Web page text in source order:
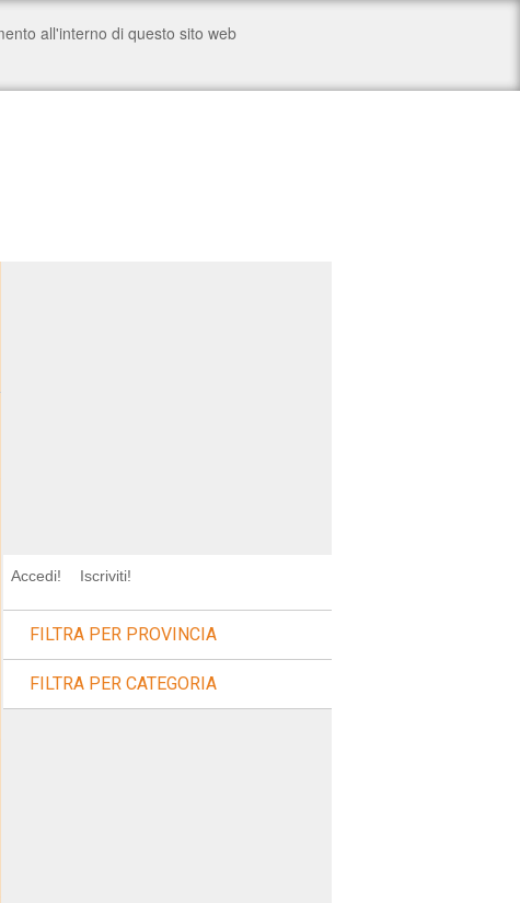
Accedi! Iscriviti!
FILTRA PER PROVINCIA
FILTRA PER CATEGORIA